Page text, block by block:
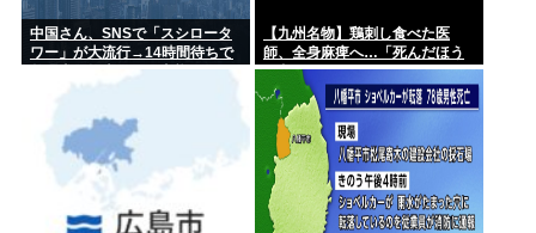
中国さん、SNSで「スシロータ
ワー」が大流行→14時間待ちで
整理券が転売される事態に…
【九州名物】鶏刺し食べた医
師、全身麻痺へ…「死んだほう
が良かった」